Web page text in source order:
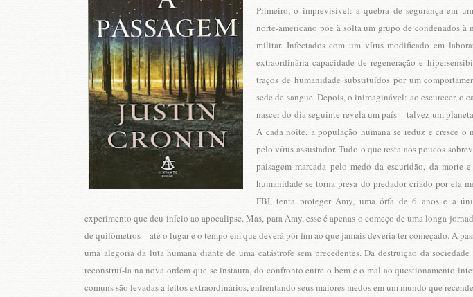
Primeiro, o imprevisível: a quebra de segurança em
norte-americano põe à solta um grupo de condenados à
militar. Infectados com um vírus modificado em
extraordinária capacidade de regeneração e
traços de humanidade substituídos por um
sede de sangue. Depois, o inimaginável: ao escurecer, o
nascer do dia seguinte revela um país – talvez um
A cada noite, a população humana se reduz e cresce o
pelo vírus assustador. Tudo o que resta aos poucos
paisagem marcada pelo medo da escuridão, da morte
humanidade se torna presa do predador criado por ela
FBI, tenta proteger Amy, uma órfã de 6 anos e a
experimento que deu início ao apocalipse. Mas, para Amy, esse é apenas o começo de uma longa
de quilômetros – até o lugar e o tempo em que deverá pôr fim ao que jamais deveria ter começado. A
uma alegoria da luta humana diante de uma catástrofe sem precedentes. Da destruição da sociedade
reconstruí-la na nova ordem que se instaura, do confronto entre o bem e o mal ao questionamento
comuns são levadas a feitos extraordinários, enfrentando seus maiores medos em um mundo que